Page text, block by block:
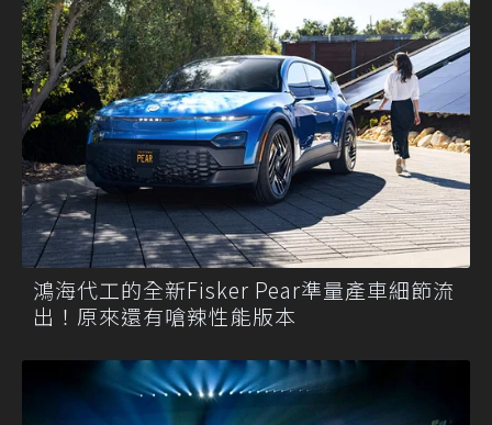
鴻海代工的全新Fisker Pear準量產車細節流
出！原來還有嗆辣性能版本